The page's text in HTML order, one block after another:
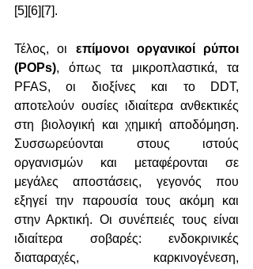
[5][6][7].
Τέλος, οι επίμονοι οργανικοί ρύποι
(POPs), όπως τα μικροπλαστικά, τα
PFAS, οι διοξίνες και το DDT,
αποτελούν ουσίες ιδιαίτερα ανθεκτικές
στη βιολογική και χημική αποδόμηση.
Συσσωρεύονται στους ιστούς
οργανισμών και μεταφέρονται σε
μεγάλες αποστάσεις, γεγονός που
εξηγεί την παρουσία τους ακόμη και
στην Αρκτική. Οι συνέπειές τους είναι
ιδιαίτερα σοβαρές: ενδοκρινικές
διαταραχές, καρκινογένεση,